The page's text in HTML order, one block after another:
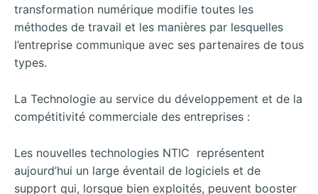
transformation numérique modifie toutes les
méthodes de travail et les manières par lesquelles
l’entreprise communique avec ses partenaires de tous
types.
La Technologie au service du développement et de la
compétitivité commerciale des entreprises :
Les nouvelles technologies NTIC représentent
aujourd’hui un large éventail de logiciels et de
support qui, lorsque bien exploités, peuvent booster